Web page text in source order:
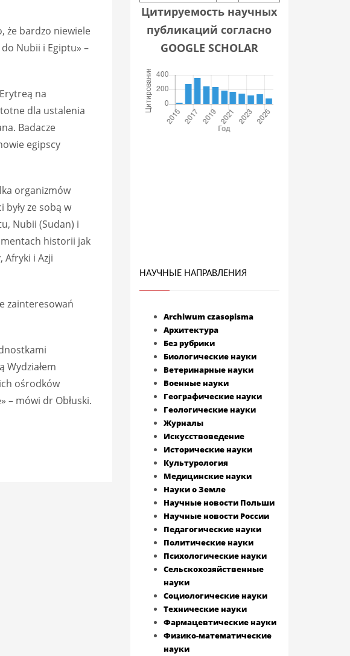
że bardzo niewiele
Nubii i Egiptu» –
na
dla ustalenia
Badacze
egipscy
organizmów
ze sobą w
Nubii (Sudan) i
historii jak
Afryki i Azji
zainteresowań
ośrodków
– mówi dr Obłuski.
Цитируемость научных
публикаций согласно
GOOGLE SCHOLAR
НАУЧНЫЕ НАПРАВЛЕНИЯ
Archiwum czasopisma
Архитектура
Без рубрики
Биологические науки
Ветеринарные науки
Военные науки
Географические науки
Геологические науки
Журналы
Искусствоведение
Исторические науки
Культурология
Медицинские науки
Науки о Земле
Научные новости Польши
Научные новости России
Педагогические науки
Политические науки
Психологические науки
Сельскохозяйственные
науки
Социологические науки
Технические науки
Фармацевтические науки
Физико-математические
науки